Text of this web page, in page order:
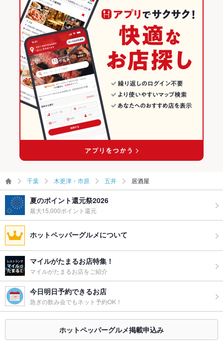
千葉 木更津・市原 五井 居酒屋
夏のポイント還元祭2026
最大15,000ポイント還元
ホットペッパーグルメについて
マイルがたまるお店特集！
マイルがたまるお店をご紹介
今日明日予約できるお店
急ぎの飲み会でもネット予約OK！
ホットペッパーグルメ掲載申込み